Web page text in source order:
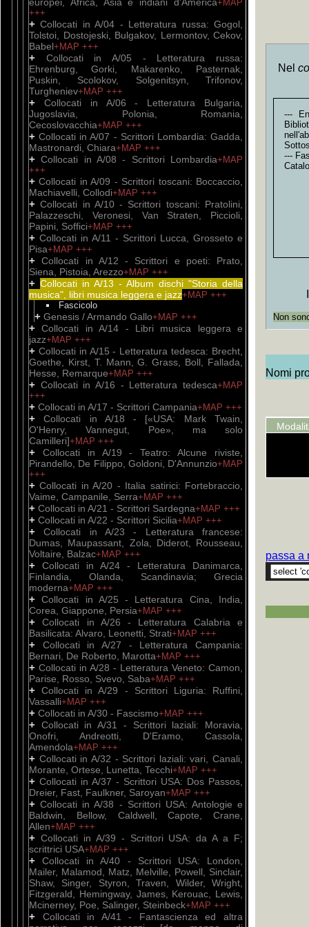
+MAP
+++
+Collocati in A/04 - Letteratura russa: Gogol,
Tolstoi, Dostojeski, Bulgakov, Lermontov, Cekov,
Babel+MAP +++
+ Collocati in A/05 - Letteratura russa:
Ehrenburg, Gorki, Makarenko, Pasternak,
Puskin, Scolokov, Solgenitsyn, Trifonov,
Turgheniev+MAP +++
+ Collocati in A/06 - Letteratura Bulgaria,
Jugoslavia, Polonia, Romania,
Cecoslovacchia+MAP +++
+Collocati in A/07 - Scrittori Lombardia: Gadda,
Mastronardi, Chiara+MAP +++
+Collocati in A/08 - Scrittori Lombardia+MAP
+++
+Collocati in A/09 - Scrittori toscani: Boccaccio,
Machiavelli, Collodi+MAP +++
+Collocati in A/10 - Scrittori toscani: Pratolini,
Palazzeschi, Veronesi, Van Straten, Piccioli,
Papini, Soffici+MAP +++
+ Collocati in A/11 - Scrittori Lucca, Grosseto e
Pisa+MAP +++
+Collocati in A/12 - Scrittori e poeti: Prato,
Siena, Pistoia, Arezzo+MAP +++
+ Collocati in A/13 - Album dischi "Storia della
musica", libri musica leggera e jazz+MAP +++
Fascicolo
+ Genesis / Armando Gallo+MAP +++
+Collocati in A/14 - Libri musica leggera e
jazz+MAP +++
+ Collocati in A/15 - Letteratura tedesca: Brecht,
Goethe, Kirst, T. Mann, G. Grass, Boll, Fallada,
Hesse, Remarque+MAP +++
+ Collocati in A/16 - Letteratura tedesca+MAP
+++
+ Collocati in A/17 - Scrittori Campania+MAP +++
+Collocati in A/18 - [«USA: Mark Twain,
O'Henry, Vannegut, Poe», ma solo
Camilleri]+MAP +++
+ Collocati in A/19 - Teatro: Alcune riviste,
Pirandello, De Filippo, Goldoni, D'Annunzio+MAP
+++
+Collocati in A/20 - Italia satirici: Fortebraccio,
Vaime, Campanile, Serra+MAP +++
+ Collocati in A/21 - Scrittori Sardegna+MAP +++
+ Collocati in A/22 - Scrittori Sicilia+MAP +++
+Collocati in A/23 - Letteratura francese:
Dumas, Maupassant, Zola, Diderot, Rousseau,
Voltaire, Balzac+MAP +++
+ Collocati in A/24 - Letteratura Danimarca,
Finlandia, Olanda, Scandinavia; Grecia
moderna+MAP +++
+Collocati in A/25 - Letteratura Cina, India,
Corea, Giappone, Persia+MAP +++
+Collocati in A/26 - Letteratura Calabria e
Basilicata: Alvaro, Leonetti, Strati+MAP +++
+ Collocati in A/27 - Letteratura Campania:
Bernari, De Roberto, Marotta+MAP +++
+ Collocati in A/28 - Letteratura Veneto: Camon,
Parise, Rosso, Svevo, Saba+MAP +++
+Collocati in A/29 - Scrittori Liguria: Ruffini,
Vassalli+MAP +++
+ Collocati in A/30 - Fascismo+MAP +++
+ Collocati in A/31 - Scrittori laziali: Moravia,
Onofri, Andreotti, D'Eramo, Cassola,
Amendola+MAP +++
+ Collocati in A/32 - Scrittori laziali: vari, Canali,
Morante, Ortese, Lunetta, Tecchi+MAP +++
+ Collocati in A/37 - Scrittori USA: Dos Passos,
Dreier, Fast, Faulkner, Saroyan+MAP +++
+Collocati in A/38 - Scrittori USA: Antologie e
Baldwin, Bellow, Caldwell, Capote, Crane,
Allen+MAP +++
+ Collocati in A/39 - Scrittori USA: da A a F;
scrittrici USA+MAP +++
+Collocati in A/40 - Scrittori USA: London,
Mailer, Malamod, Matz, Melville, Powell, Sinclair,
Shaw, Singer, Styron, Traven, Wilder, Wright,
Fitzgerald, Hemingway, James, Kerouac, Lewis,
Mcinerney, Poe, Salinger, Steinbeck+MAP +++
+ Collocati in A/41 - Fantascienza ed altra
Nel
---
---
Non
Nomi
passa a